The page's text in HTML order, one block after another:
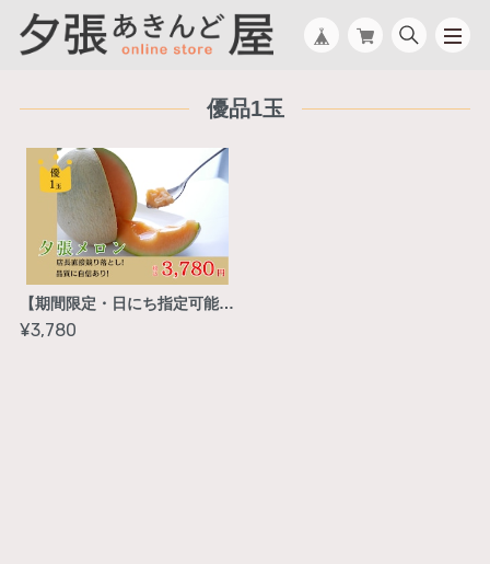
優品1玉
【期間限定・日にち指定可能】夕張メロン優品1玉入
¥3,780